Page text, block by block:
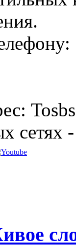
сетях